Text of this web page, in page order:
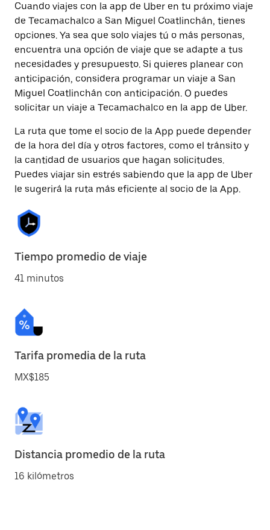
Cuando viajes con la app de Uber en tu próximo viaje
de Tecamachalco a San Miguel Coatlinchán, tienes
opciones. Ya sea que solo viajes tú o más personas,
encuentra una opción de viaje que se adapte a tus
necesidades y presupuesto. Si quieres planear con
anticipación, considera programar un viaje a San
Miguel Coatlinchán con anticipación. O puedes
solicitar un viaje a Tecamachalco en la app de Uber.
La ruta que tome el socio de la App puede depender
de la hora del día y otros factores, como el tránsito y
la cantidad de usuarios que hagan solicitudes.
Puedes viajar sin estrés sabiendo que la app de Uber
le sugerirá la ruta más eficiente al socio de la App.
Tiempo promedio de viaje
41 minutos
Tarifa promedia de la ruta
MX$185
Distancia promedio de la ruta
16 kilómetros